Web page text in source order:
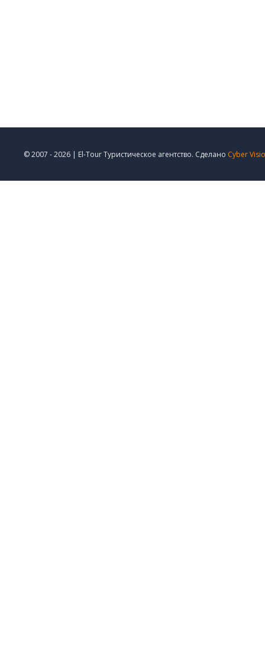
© 2007 - 2026 | El-Tour Туристическое агентство. Сделано Cyber